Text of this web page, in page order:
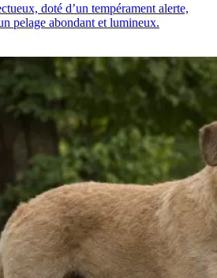
doté d’un tempérament alerte,
pelage abondant et lumineux.